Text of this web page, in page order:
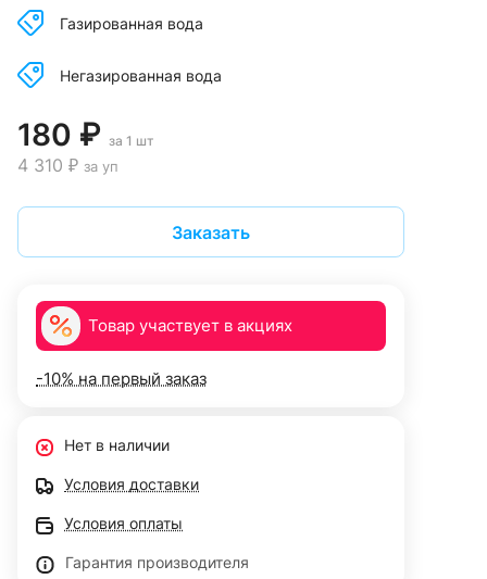
Газированная вода
Негазированная вода
180 ₽ за 1 шт
4 310 ₽ за уп
Заказать
Товар участвует в акциях
-10% на первый заказ
Нет в наличии
Условия доставки
Условия оплаты
Гарантия производителя